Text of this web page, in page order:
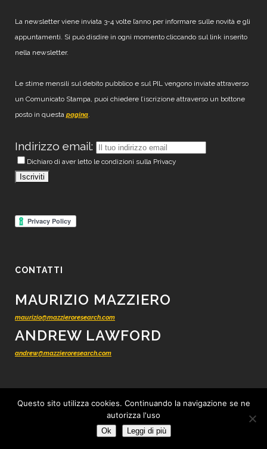
La newsletter viene inviata 3-4 volte l’anno per informare sulle novità e gli
appuntamenti. Si può disdire in ogni momento cliccando sul link inserito
nella newsletter.
Le stime mensili sul debito pubblico e sul PIL vengono inviate attraverso
un Comunicato Stampa, puoi chiedere l’iscrizione attraverso un bottone
posto in questa pagina.
Indirizzo email:
Dichiaro di aver letto le condizioni sulla Privacy
CONTATTI
MAURIZIO MAZZIERO
maurizio@mazzieroresearch.com
ANDREW LAWFORD
andrew@mazzieroresearch.com
© 2012 - 2026 Mazziero Research - Ricerca finanziaria indipendente -
Privacy-Cookie-Condizioni di vendita
Questo sito utilizza cookies. Continuando la navigazione se ne
autorizza l'uso
Ok Leggi di più